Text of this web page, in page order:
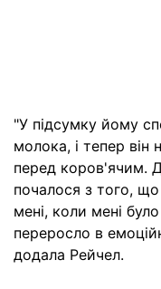
"У підсумку йому
молока, і тепер він
перед коров'ячим.
почалося з того,
мені, коли мені
переросло в
додала Рейчел.